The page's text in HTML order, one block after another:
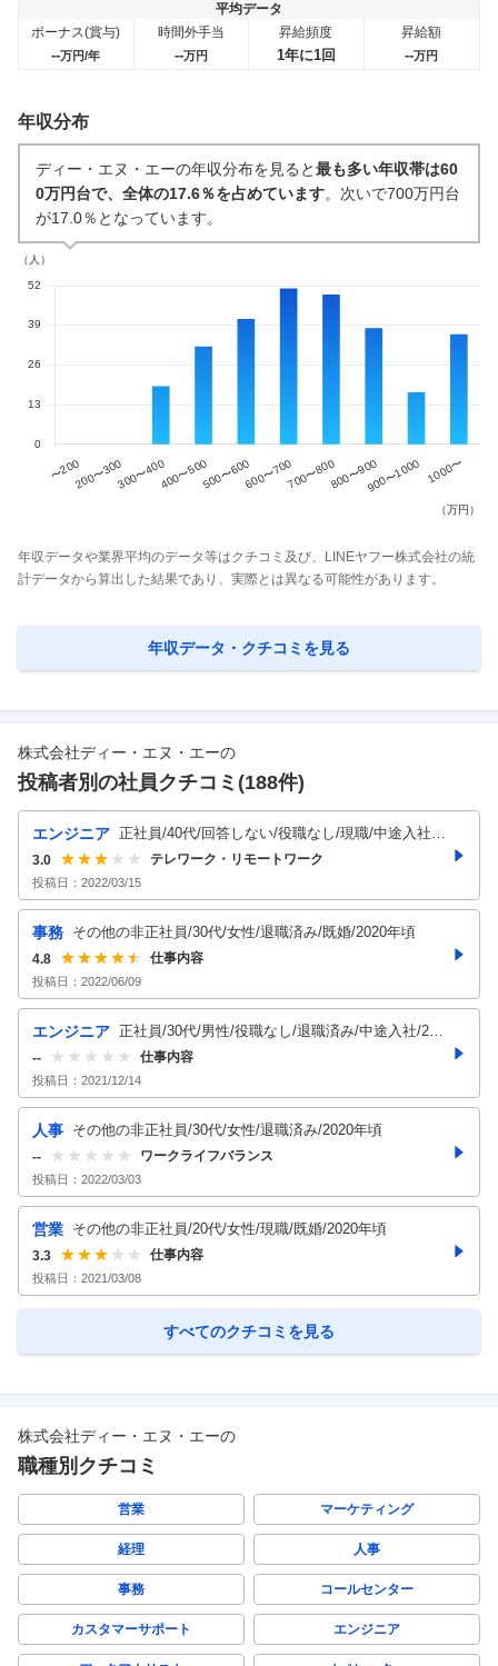
平均データ
ボーナス(賞与)
--万円/年
時間外手当
--万円
昇給頻度
1年に1回
昇給額
--万円
年収分布
ディー・エヌ・エーの年収分布を見ると最も多い年収帯は60
0万円台で、全体の17.6％を占めています。次いで700万円台
が17.0％となっています。
年収データや業界平均のデータ等はクチコミ及び、LINEヤフー株式会社の統
計データから算出した結果であり、実際とは異なる可能性があります。
年収データ・クチコミを見る
株式会社ディー・エヌ・エーの
投稿者別の社員クチコミ(188件)
エンジニア 正社員/40代/回答しない/役職なし/現職/中途入社/
既婚/2021年頃
3.0 テレワーク・リモートワーク
投稿日： 2022/03/15
事務 その他の非正社員/30代/女性/退職済み/既婚/2020年頃
4.8 仕事内容
投稿日： 2022/06/09
エンジニア 正社員/30代/男性/役職なし/退職済み/中途入社/201
9年頃
-- 仕事内容
投稿日： 2021/12/14
人事 その他の非正社員/30代/女性/退職済み/2020年頃
-- ワークライフバランス
投稿日： 2022/03/03
営業 その他の非正社員/20代/女性/現職/既婚/2020年頃
3.3 仕事内容
投稿日： 2021/03/08
すべてのクチコミを見る
株式会社ディー・エヌ・エーの
職種別クチコミ
営業 マーケティング
経理 人事
事務 コールセンター
カスタマーサポート エンジニア